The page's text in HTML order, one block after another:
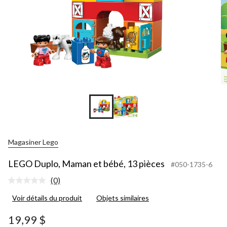
Magasiner Lego
LEGO Duplo, Maman et bébé, 13 pièces #050-1735-6
Aucune
pour
(0)
Voir détails du produit Objets similaires
19,99 $